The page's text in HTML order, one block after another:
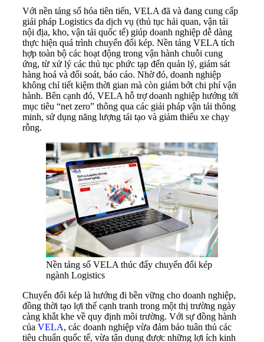
Với nền tảng số hóa tiên tiến, VELA đã và đang cung cấp
giải pháp Logistics đa dịch vụ (thủ tục hải quan, vận tải
nội địa, kho, vận tải quốc tế) giúp doanh nghiệp dễ dàng
thực hiện quá trình chuyển đổi kép. Nền tảng VELA tích
hợp toàn bộ các hoạt động trong vận hành chuỗi cung
ứng, từ xử lý các thủ tục phức tạp đến quản lý, giám sát
hàng hoá và đối soát, báo cáo. Nhờ đó, doanh nghiệp
không chỉ tiết kiệm thời gian mà còn giảm bớt chi phí vận
hành. Bên cạnh đó, VELA hỗ trợ doanh nghiệp hướng tới
mục tiêu “net zero” thông qua các giải pháp vận tải thông
minh, sử dụng năng lượng tái tạo và giảm thiểu xe chạy
rỗng.
Nền tảng số VELA thúc đẩy chuyển đổi kép
ngành Logistics
Chuyển đổi kép là hướng đi bền vững cho doanh nghiệp,
đồng thời tạo lợi thế cạnh tranh trong một thị trường ngày
càng khắt khe về quy định môi trường. Với sự đồng hành
của VELA, các doanh nghiệp vừa đảm bảo tuân thủ các
tiêu chuẩn quốc tế, vừa tận dụng được những lợi ích kinh